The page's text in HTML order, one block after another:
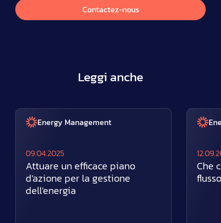
Contactez-nous
Leggi anche
Energy Management
09.04.2025
Attuare un efficace piano
d'azione per la gestione
dell'energia
Che